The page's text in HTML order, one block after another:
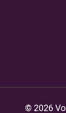
© 2026